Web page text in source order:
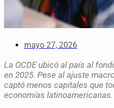
mayo 27, 2026
La OCDE ubicó al país al
en 2025. Pese al ajuste
captó menos capitales que
economías latinoamericanas.